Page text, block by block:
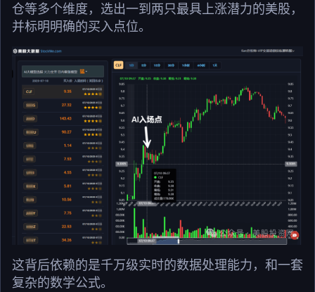
仓等多个维度，选出一到两只最具上涨潜力的美股，
并标明明确的买入点位。
这背后依赖的是千万级实时的数据处理能力，和一套
复杂的数学公式。